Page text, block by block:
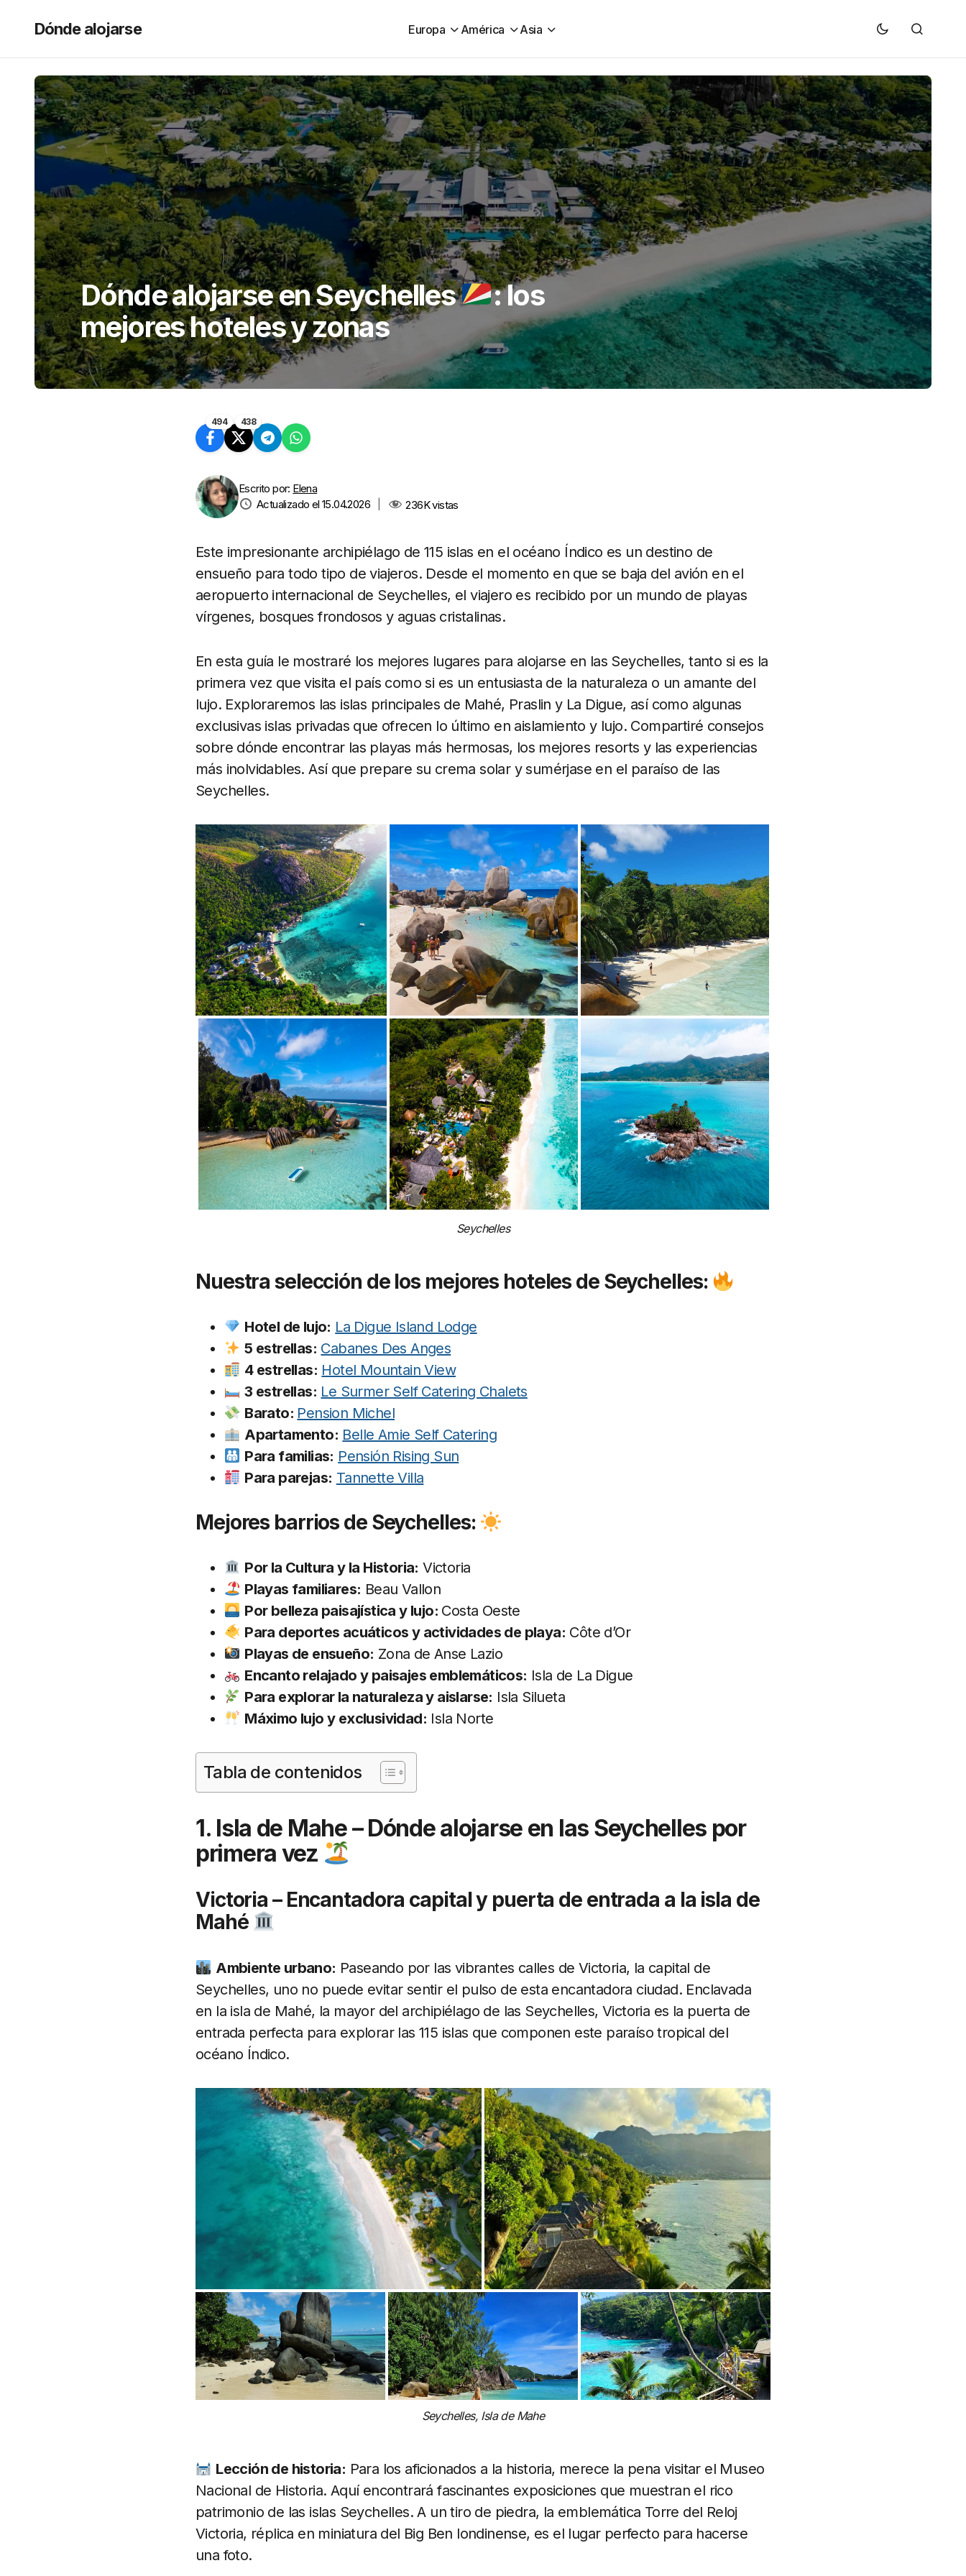
Dónde alojarse Europa América Asia
Dónde alojarse en Seychelles
: los
mejores hoteles y zonas
494 438
Escrito por: Elena
Actualizado el 15.04.2026
236Kvistas
Este impresionante archipiélago de 115 islas en el océano Índico es un destino de
ensueño para todo tipo de viajeros. Desde el momento en que se baja del avión en el
aeropuerto internacional de Seychelles, el viajero es recibido por un mundo de playas
vírgenes, bosques frondosos y aguas cristalinas.
En esta guía le mostraré los mejores lugares para alojarse en las Seychelles, tanto si es la
primera vez que visita el país como si es un entusiasta de la naturaleza o un amante del
lujo. Exploraremos las islas principales de Mahé, Praslin y La Digue, así como algunas
exclusivas islas privadas que ofrecen lo último en aislamiento y lujo. Compartiré consejos
sobre dónde encontrar las playas más hermosas, los mejores resorts y las experiencias
más inolvidables. Así que prepare su crema solar y sumérjase en el paraíso de las
Seychelles.
Seychelles
Nuestra selección de los mejores hoteles de Seychelles:
Hotel de lujo: La Digue Island Lodge
5 estrellas: Cabanes Des Anges
4 estrellas: Hotel Mountain View
3 estrellas: Le Surmer Self Catering Chalets
Barato: Pension Michel
Apartamento: Belle Amie Self Catering
Para familias: Pensión Rising Sun
Para parejas: Tannette Villa
Mejores barrios de Seychelles:
Por la Cultura y la Historia: Victoria
Playas familiares: Beau Vallon
Por belleza paisajística y lujo: Costa Oeste
Para deportes acuáticos y actividades de playa: Côte d’Or
Playas de ensueño: Zona de Anse Lazio
Encanto relajado y paisajes emblemáticos: Isla de La Digue
Para explorar la naturaleza y aislarse: Isla Silueta
Máximo lujo y exclusividad: Isla Norte
Tabla de contenidos
1. Isla de Mahe – Dónde alojarse en las Seychelles por
primera vez
Victoria – Encantadora capital y puerta de entrada a la isla de
Mahé
Ambiente urbano: Paseando por las vibrantes calles de Victoria, la capital de
Seychelles, uno no puede evitar sentir el pulso de esta encantadora ciudad. Enclavada
en la isla de Mahé, la mayor del archipiélago de las Seychelles, Victoria es la puerta de
entrada perfecta para explorar las 115 islas que componen este paraíso tropical del
océano Índico.
Seychelles, Isla de Mahe
Lección de historia: Para los aficionados a la historia, merece la pena visitar el Museo
Nacional de Historia. Aquí encontrará fascinantes exposiciones que muestran el rico
patrimonio de las islas Seychelles. A un tiro de piedra, la emblemática Torre del Reloj
Victoria, réplica en miniatura del Big Ben londinense, es el lugar perfecto para hacerse
una foto.